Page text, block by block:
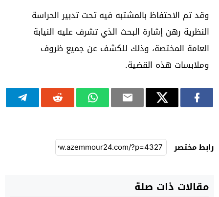
وقد تم الاحتفاظ بالمشتبه فيه تحت تدبير الحراسة
النظرية رهن إشارة البحث الذي تشرف عليه النيابة
العامة المختصة، وذلك للكشف عن جميع ظروف
وملابسات هذه القضية.
رابط مختصر
مقالات ذات صلة